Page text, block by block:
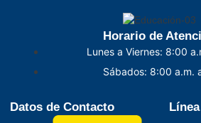
Horario de
Lunes a Viernes: 8:00
Sábados: 8:00 a.m.
Datos de Contacto